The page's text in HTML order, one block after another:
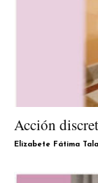
Acción
Elizabete Fátima